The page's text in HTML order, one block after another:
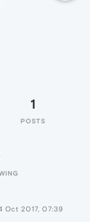
1
POSTS
Oct 2017, 07:39